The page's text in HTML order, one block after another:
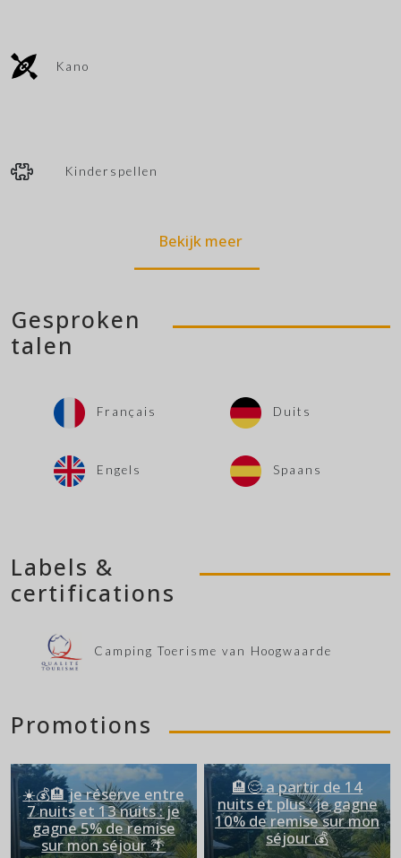
Kano
Kinderspellen
Bekijk meer
Gesproken
talen
Français Duits
Engels Spaans
Labels &
certifications
Camping Toerisme van Hoogwaarde
Promotions
☀️💰🏨 je réserve entre
7 nuits et 13 nuits : je
gagne 5% de remise
sur mon séjour 🌴
🏨😌 a partir de 14
nuits et plus : je gagne
10% de remise sur mon
séjour 💰